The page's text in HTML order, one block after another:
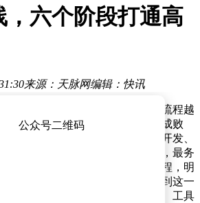
，六个阶段打通高
来源：天脉网编辑：快讯
许多团队常陷入一个误区：认为流程越
就越有效。然而，真正决定项目成败
度，而是能否打通需求、计划、开发、
完整链路。对于大多数团队而言，最务
可执行、可追踪、可复盘的主流程，明
出、负责人和验收标准。只有做到这一
真正可控；反之，即使会议频繁、工具